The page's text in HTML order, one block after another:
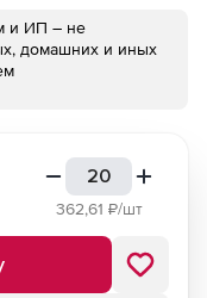
и ИП – не
домашних и иных
362,61 ₽/шт